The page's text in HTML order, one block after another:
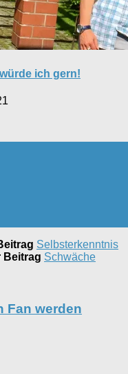
ich gern!
Selbsterkenntnis
Beitrag Schwäche
Fan werden